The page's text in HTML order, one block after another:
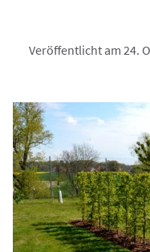
Veröffentlicht am 24.